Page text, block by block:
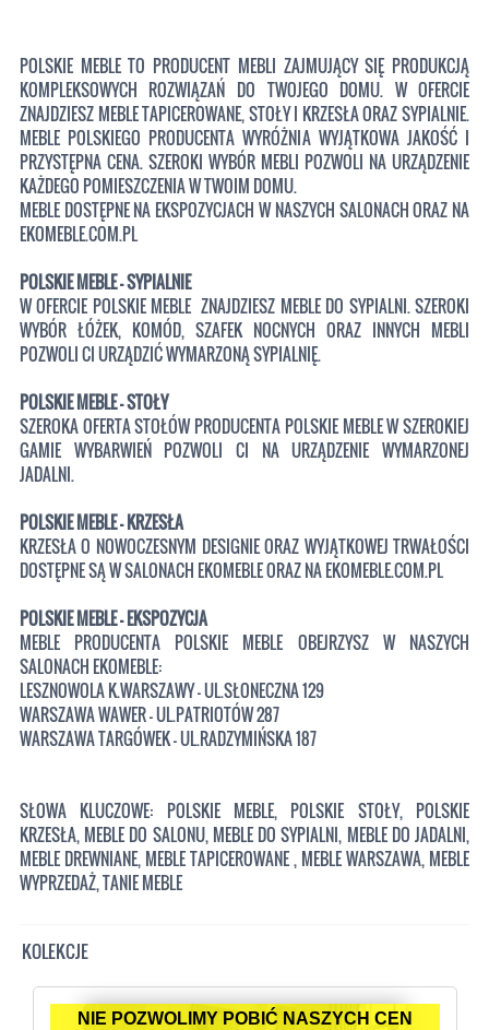
POLSKIE MEBLE TO PRODUCENT MEBLI ZAJMUJĄCY SIĘ PRODUKCJĄ
KOMPLEKSOWYCH ROZWIĄZAŃ DO TWOJEGO DOMU. W OFERCIE
ZNAJDZIESZ MEBLE TAPICEROWANE, STOŁY I KRZESŁA ORAZ SYPIALNIE.
MEBLE POLSKIEGO PRODUCENTA WYRÓŻNIA WYJĄTKOWA JAKOŚĆ I
PRZYSTĘPNA CENA. SZEROKI WYBÓR MEBLI POZWOLI NA URZĄDZENIE
KAŻDEGO POMIESZCZENIA W TWOIM DOMU.
MEBLE DOSTĘPNE NA EKSPOZYCJACH W NASZYCH SALONACH ORAZ NA
EKOMEBLE.COM.PL
POLSKIE MEBLE - SYPIALNIE
W OFERCIE POLSKIE MEBLE ZNAJDZIESZ MEBLE DO SYPIALNI. SZEROKI
WYBÓR ŁÓŻEK, KOMÓD, SZAFEK NOCNYCH ORAZ INNYCH MEBLI
POZWOLI CI URZĄDZIĆ WYMARZONĄ SYPIALNIĘ.
POLSKIE MEBLE - STOŁY
SZEROKA OFERTA STOŁÓW PRODUCENTA POLSKIE MEBLE W SZEROKIEJ
GAMIE WYBARWIEŃ POZWOLI CI NA URZĄDZENIE WYMARZONEJ
JADALNI.
POLSKIE MEBLE - KRZESŁA
KRZESŁA O NOWOCZESNYM DESIGNIE ORAZ WYJĄTKOWEJ TRWAŁOŚCI
DOSTĘPNE SĄ W SALONACH EKOMEBLE ORAZ NA EKOMEBLE.COM.PL
POLSKIE MEBLE - EKSPOZYCJA
MEBLE PRODUCENTA POLSKIE MEBLE OBEJRZYSZ W NASZYCH
SALONACH EKOMEBLE:
LESZNOWOLA K.WARSZAWY - UL.SŁONECZNA 129
WARSZAWA WAWER - UL.PATRIOTÓW 287
WARSZAWA TARGÓWEK - UL.RADZYMIŃSKA 187
SŁOWA KLUCZOWE: POLSKIE MEBLE, POLSKIE STOŁY, POLSKIE
KRZESŁA, MEBLE DO SALONU, MEBLE DO SYPIALNI, MEBLE DO JADALNI,
MEBLE DREWNIANE, MEBLE TAPICEROWANE , MEBLE WARSZAWA, MEBLE
WYPRZEDAŻ, TANIE MEBLE
KOLEKCJE
NIE POZWOLIMY POBIĆ NASZYCH CEN